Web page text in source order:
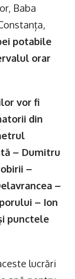
Baba
potabile
orar
vor fi
din
– Dumitru
–
–
– Ion
punctele
lucrări